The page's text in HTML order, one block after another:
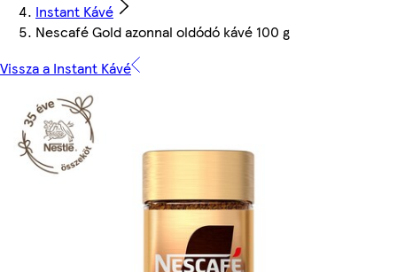
Instant Kávé
Nescafé Gold azonnal oldódó kávé 100 g
Vissza a Instant Kávé